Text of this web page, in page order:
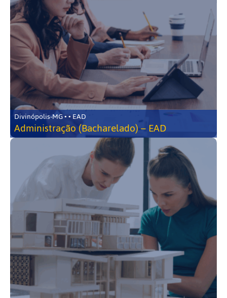
Divinópolis-MG • • EAD
Administração (Bacharelado) – EAD